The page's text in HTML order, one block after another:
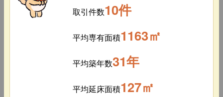
取引件数10件
平均専有面積1163㎡
平均築年数31年
平均延床面積127㎡